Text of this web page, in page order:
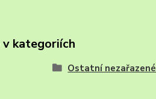
v kategoriích
Ostatní nezařazené